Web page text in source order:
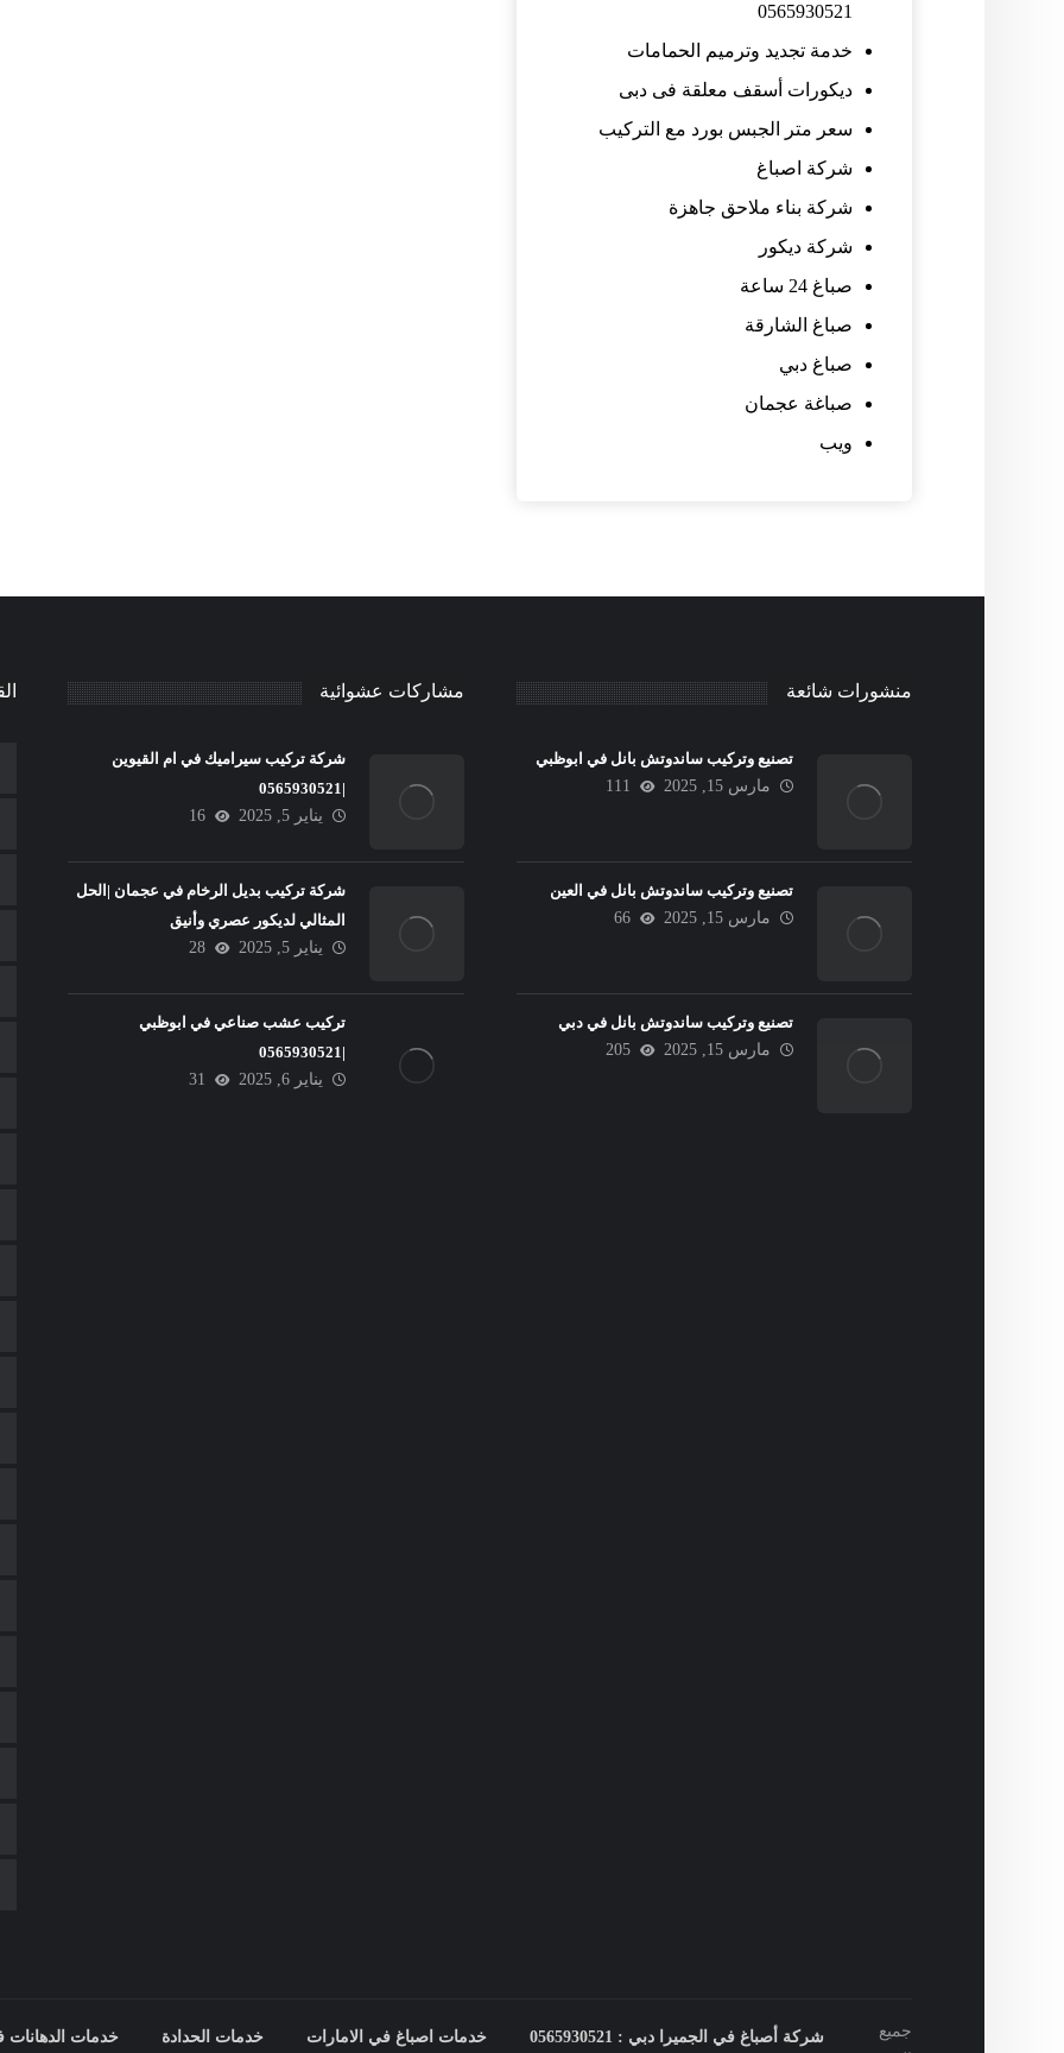
0565930521
خدمة تجديد وترميم الحمامات
ديكورات أسقف معلقة فى دبى
سعر متر الجبس بورد مع التركيب
شركة اصباغ
شركة بناء ملاحق جاهزة
شركة ديكور
صباغ 24 ساعة
صباغ الشارقة
صباغ دبي
صباغة عجمان
ويب
منشورات شائعة
تصنيع وتركيب ساندوتش بانل في ابوظبي
مارس 15, 2025
111
تصنيع وتركيب ساندوتش بانل في العين
مارس 15, 2025
66
تصنيع وتركيب ساندوتش بانل في دبي
مارس 15, 2025
205
مشاركات عشوائية
شركة تركيب سيراميك في ام القيوين
|0565930521
يناير 5, 2025
16
شركة تركيب بديل الرخام في عجمان |الحل
المثالي لديكور عصري وأنيق
يناير 5, 2025
28
تركيب عشب صناعي في ابوظبي
|0565930521
يناير 6, 2025
31
جميع
شركة أصباغ في الجميرا دبي : 0565930521 خدمات اصباغ في الامارات خدمات الحدادة خدمات الدهانات